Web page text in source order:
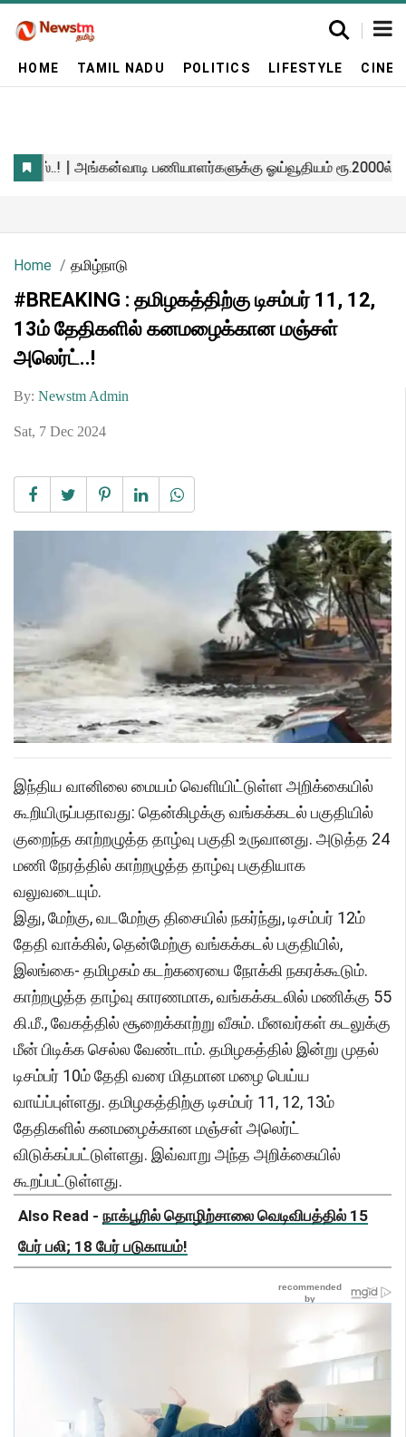
HOME TAMIL NADU POLITICS LIFESTYLE
Home தமிழ்நாடு
#BREAKING : தமிழகத்திற்கு டிசம்பர் 11, 12,
13ம் தேதிகளில் கனமழைக்கான மஞ்சள்
அலெர்ட்..!
By: Newstm Admin
Sat, 7 Dec 2024
இந்திய வானிலை மையம் வெளியிட்டுள்ள அறிக்கையில்
கூறியிருப்பதாவது: தென்கிழக்கு வங்கக்கடல் பகுதியில்
குறைந்த காற்றழுத்த தாழ்வு பகுதி உருவானது. அடுத்த 24
மணி நேரத்தில் காற்றழுத்த தாழ்வு பகுதியாக
வலுவடையும்.
இது, மேற்கு, வடமேற்கு திசையில் நகர்ந்து, டிசம்பர் 12ம்
தேதி வாக்கில், தென்மேற்கு வங்கக்கடல் பகுதியில்,
இலங்கை- தமிழகம் கடற்கரையை நோக்கி நகரக்கூடும்.
காற்றழுத்த தாழ்வு காரணமாக, வங்கக்கடலில் மணிக்கு 55
கி.மீ., வேகத்தில் சூறைக்காற்று வீசும். மீனவர்கள் கடலுக்கு
மீன் பிடிக்க செல்ல வேண்டாம். தமிழகத்தில் இன்று முதல்
டிசம்பர் 10ம் தேதி வரை மிதமான மழை பெய்ய
வாய்ப்புள்ளது. தமிழகத்திற்கு டிசம்பர் 11, 12, 13ம்
தேதிகளில் கனமழைக்கான மஞ்சள் அலெர்ட்
விடுக்கப்பட்டுள்ளது. இவ்வாறு அந்த அறிக்கையில்
கூறப்பட்டுள்ளது.
Also Read - நாக்பூரில் தொழிற்சாலை வெடிவிபத்தில் 15
பேர் பலி; 18 பேர் படுகாயம்!